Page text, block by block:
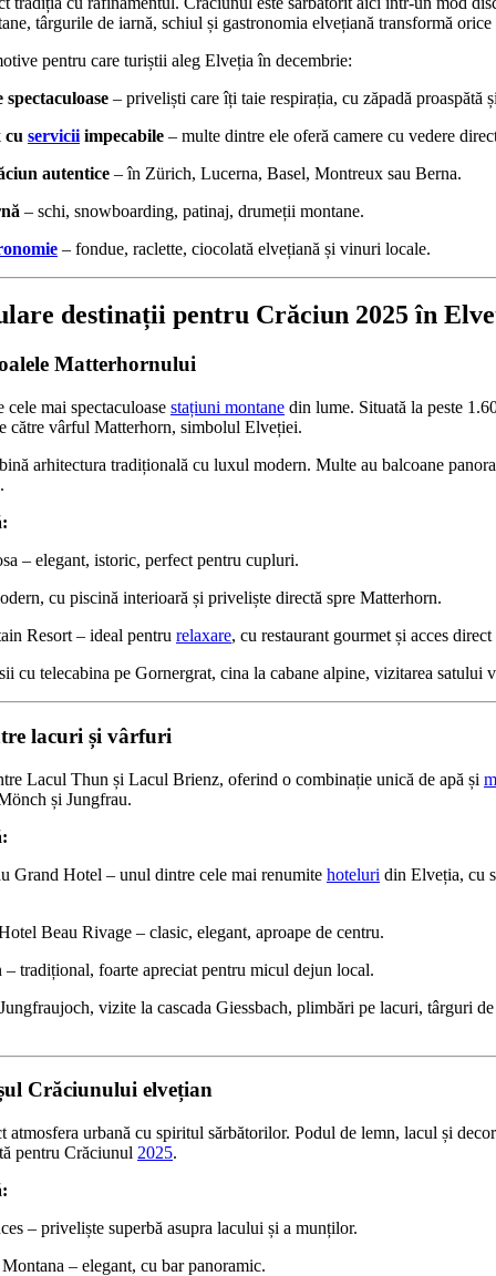
târgurile de iarnă, schiul și gastronomia elvețiană transformă
pentru care turiștii aleg Elveția în decembrie:
spectaculoase – priveliști care îți taie respirația, cu zăpadă proaspătă
cu servicii impecabile – multe dintre ele oferă camere cu vedere
autentice – în Zürich, Lucerna, Basel, Montreux sau Berna.
– schi, snowboarding, patinaj, drumeții montane.
– fondue, raclette, ciocolată elvețiană și vinuri locale.
destinații pentru Crăciun 2025 în
Matterhornului
cele mai spectaculoase stațiuni montane din lume. Situată la peste
către vârful Matterhorn, simbolul Elveției.
arhitectura tradițională cu luxul modern. Multe au balcoane
.
– elegant, istoric, perfect pentru cupluri.
cu piscină interioară și priveliște directă spre Matterhorn.
Resort – ideal pentru relaxare, cu restaurant gourmet și acces
cu telecabina pe Gornergrat, cina la cabane alpine, vizitarea satului
lacuri și vârfuri
Lacul Thun și Lacul Brienz, oferind o combinație unică de apă și
și Jungfrau.
Grand Hotel – unul dintre cele mai renumite hoteluri din Elveția, cu
Beau Rivage – clasic, elegant, aproape de centru.
tradițional, foarte apreciat pentru micul dejun local.
vizite la cascada Giessbach, plimbări pe lacuri, târguri
Crăciunului elvețian
atmosfera urbană cu spiritul sărbătorilor. Podul de lemn, lacul și
pentru Crăciunul 2025.
– priveliște superbă asupra lacului și a munților.
– elegant, cu bar panoramic.